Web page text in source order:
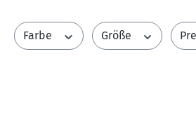
Farbe Größe